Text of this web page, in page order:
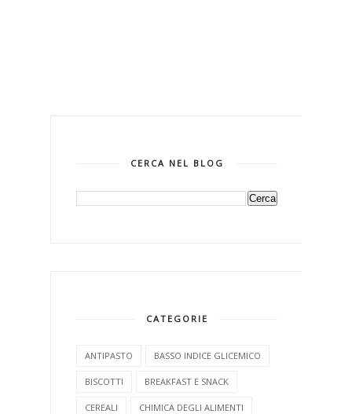
CERCA NEL BLOG
CATEGORIE
ANTIPASTO BASSO INDICE GLICEMICO
BISCOTTI BREAKFAST E SNACK
CEREALI CHIMICA DEGLI ALIMENTI